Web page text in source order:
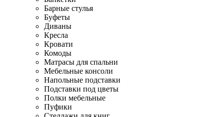
Барные стулья
Буфеты
Диваны
Кресла
Кровати
Комоды
Матрасы для спальни
Мебельные консоли
Напольные подставки
Подставки под цветы
Полки мебельные
Пуфики